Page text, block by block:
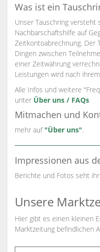
Was ist ein
Unser Tauschring versteht
Nachbarschaftshilfe auf
Zeitkontoabrechnung. Der
Dingen zwischen
einer Zeitwährung
Leistungen wird nach
Alle Infos und weitere
unter Über uns / FAQs
Mitmachen und
mehr auf "Über uns".
Impressionen aus
Berichte und Fotos seht
Unsere
Hier gibt es einen kleinen
Marktzeitung befindlichen